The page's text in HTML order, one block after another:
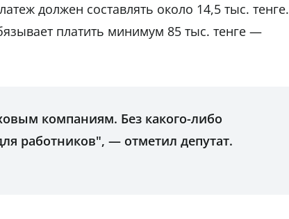
должен составлять около 14,5 тыс. тенге.
платить минимум 85 тыс. тенге —
компаниям. Без какого-либо
работников", — отметил депутат.